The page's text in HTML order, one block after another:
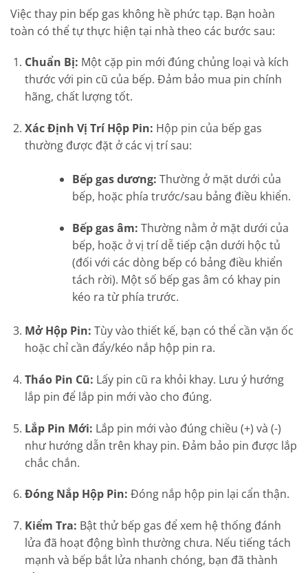
Việc thay pin bếp gas không hề phức tạp. Bạn hoàn
toàn có thể tự thực hiện tại nhà theo các bước sau:
Chuẩn Bị: Một cặp pin mới đúng chủng loại và kích
thước với pin cũ của bếp. Đảm bảo mua pin chính
hãng, chất lượng tốt.
Xác Định Vị Trí Hộp Pin: Hộp pin của bếp gas
thường được đặt ở các vị trí sau:
Bếp gas dương: Thường ở mặt dưới của
bếp, hoặc phía trước/sau bảng điều khiển.
Bếp gas âm: Thường nằm ở mặt dưới của
bếp, hoặc ở vị trí dễ tiếp cận dưới hộc tủ
(đối với các dòng bếp có bảng điều khiển
tách rời). Một số bếp gas âm có khay pin
kéo ra từ phía trước.
Mở Hộp Pin: Tùy vào thiết kế, bạn có thể cần vặn ốc
hoặc chỉ cần đẩy/kéo nắp hộp pin ra.
Tháo Pin Cũ: Lấy pin cũ ra khỏi khay. Lưu ý hướng
lắp pin để lắp pin mới vào cho đúng.
Lắp Pin Mới: Lắp pin mới vào đúng chiều (+) và (-)
như hướng dẫn trên khay pin. Đảm bảo pin được lắp
chắc chắn.
Đóng Nắp Hộp Pin: Đóng nắp hộp pin lại cẩn thận.
Kiểm Tra: Bật thử bếp gas để xem hệ thống đánh
lửa đã hoạt động bình thường chưa. Nếu tiếng tách
mạnh và bếp bắt lửa nhanh chóng, bạn đã thành